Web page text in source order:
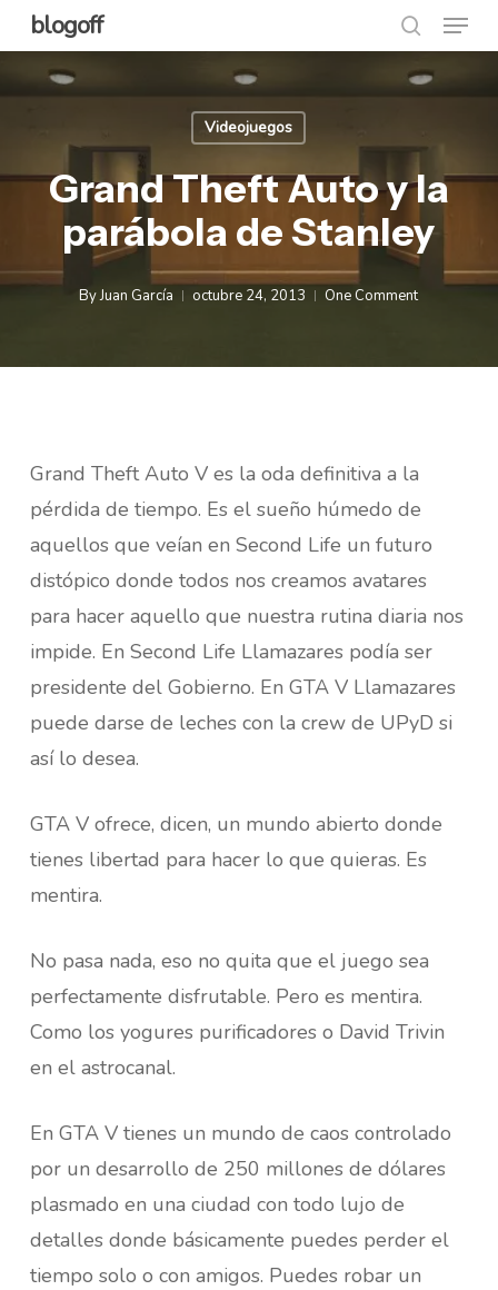
Skip
to
blogoff
search
Menu
Videojuegos
Grand Theft Auto y la
parábola de Stanley
ByJuan García octubre 24, 2013 One Comment
Grand Theft Auto V es la oda definitiva a la
pérdida de tiempo. Es el sueño húmedo de
aquellos que veían en Second Life un futuro
distópico donde todos nos creamos avatares
para hacer aquello que nuestra rutina diaria nos
impide. En Second Life Llamazares podía ser
presidente del Gobierno. En GTA V Llamazares
puede darse de leches con la crew de UPyD si
así lo desea.
GTA V ofrece, dicen, un mundo abierto donde
tienes libertad para hacer lo que quieras. Es
mentira.
No pasa nada, eso no quita que el juego sea
perfectamente disfrutable. Pero es mentira.
Como los yogures purificadores o David Trivin
en el astrocanal.
En GTA V tienes un mundo de caos controlado
por un desarrollo de 250 millones de dólares
plasmado en una ciudad con todo lujo de
detalles donde básicamente puedes perder el
tiempo solo o con amigos. Puedes robar un